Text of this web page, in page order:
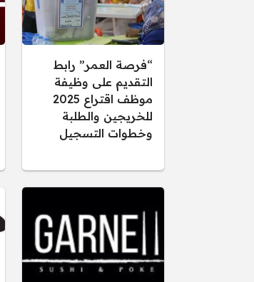
“فرصة العمر” رابط
التقديم على وظيفة
موظف اقتراع 2025
للخريجين والطلبة
وخطوات التسجيل